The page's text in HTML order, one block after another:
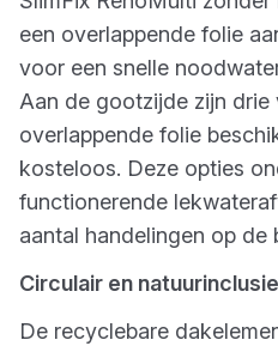
een overlappende folie
voor een snelle
Aan de gootzijde zijn drie
overlappende folie
kosteloos. Deze opties
functionerende
aantal handelingen op de
Circulair en
De recyclebare